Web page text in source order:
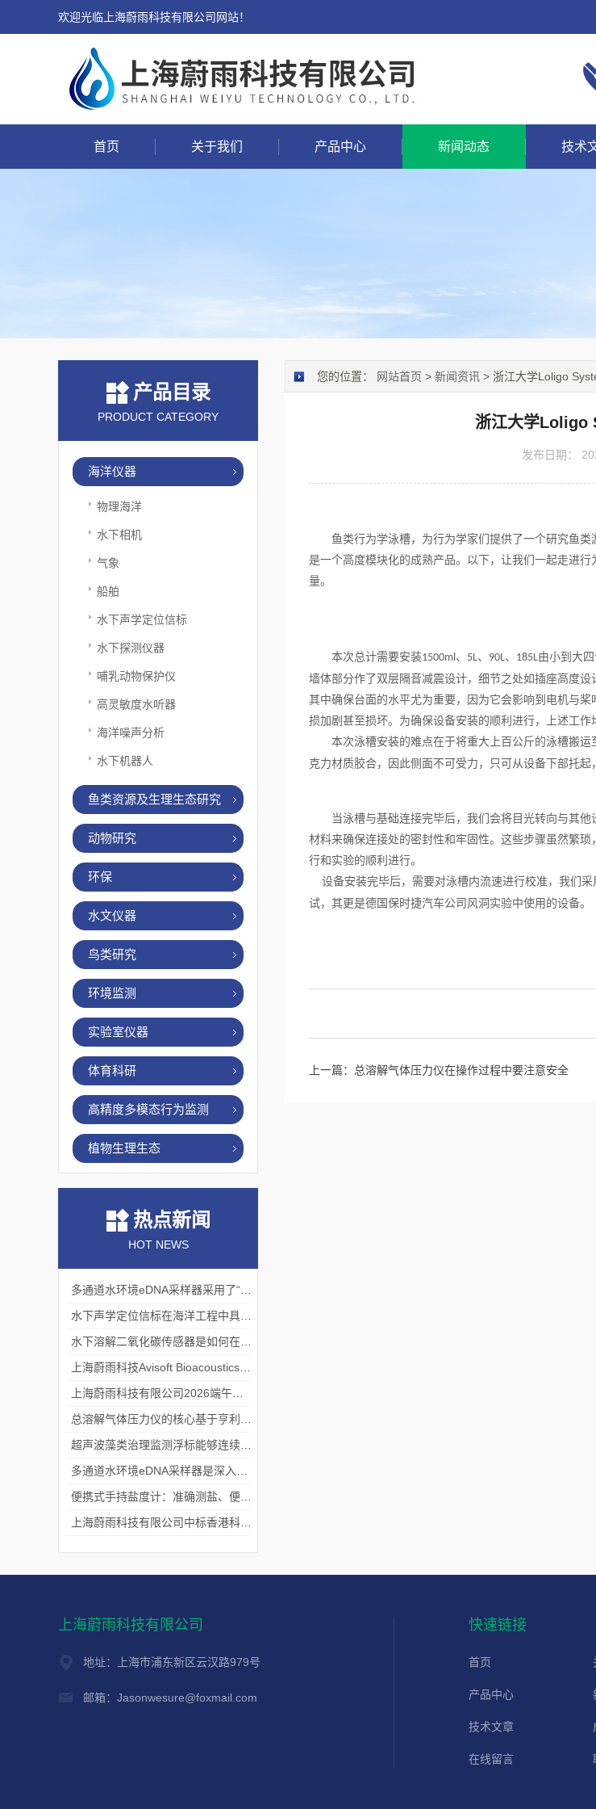
欢迎光临上海蔚雨科技有限公司网站！
首页 关于我们 产品中心 新闻动态 技术
产品目录
PRODUCT CATEGORY
海洋仪器
物理海洋
水下相机
气象
船舶
水下声学定位信标
水下探测仪器
哺乳动物保护仪
高灵敏度水听器
海洋噪声分析
水下机器人
鱼类资源及生理生态研究
动物研究
环保
水文仪器
鸟类研究
环境监测
实验室仪器
体育科研
高精度多模态行为监测
植物生理生态
热点新闻
HOT NEWS
您的位置： 网站首页 > 新闻资讯 > 浙江大学Loligo
浙江大学Loligo
发布日期：
鱼类行为学泳槽，为行为学家们提供了一个研究鱼类
是一个高度模块化的成熟产品。以下，让我们一起走进行
量。
本次总计需要安装1500ml、 5L、 90L、 185L由小到大
墙体部分作了双层隔音减震设计，细节之处如插座高度
其中确保台面的水平尤为重要，因为它会影响到电机与
损加剧甚至损坏。为确保设备安装的顺利进行，上述工作
本次泳槽安装的难点在于将重大上百公斤的泳槽搬运
克力材质胶合，因此侧面不可受力，只可从设备下部托起
当泳槽与基础连接完毕后，我们会将目光转向与其
材料来确保连接处的密封性和牢固性。这些步骤虽然繁
行和实验的顺利进行。
设备安装完毕后，需要对泳槽内流速进行校准，我们采
试，其更是德国保时捷汽车公司风洞实验中使用的设备。
上一篇： 总溶解气体压力仪在操作过程中要注意安全
上海蔚雨科技有限公司
地址：上海市浦东新区云汉路979号
邮箱：Jasonwesure@foxmail.com
快速链接
首页
产品中心
技术文章
在线留言